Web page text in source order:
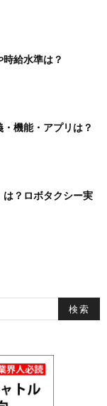
給水準は？
機能・アプリは？
は？ロボタクシー実